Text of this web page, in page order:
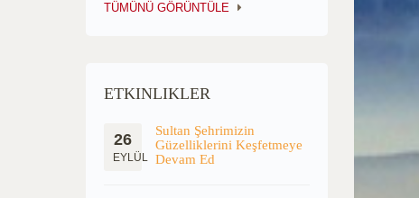
TÜMÜNÜ GÖRÜNTÜLE
ETKINLIKLER
26
EYLÜL
Sultan Şehrimizin
Güzelliklerini Keşfetmeye
Devam Ed